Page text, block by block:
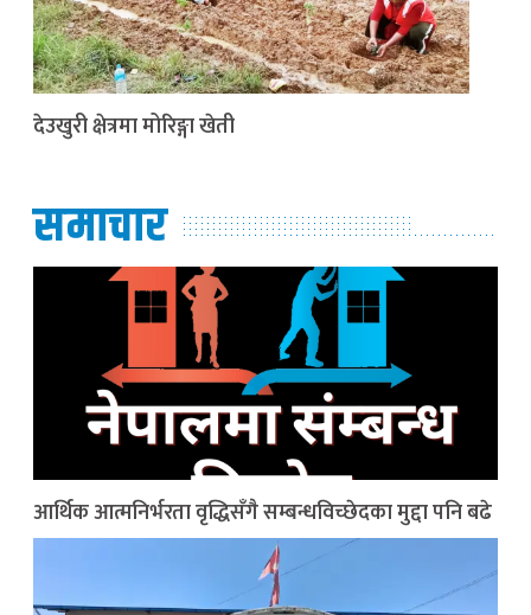
देउखुरी क्षेत्रमा मोरिङ्गा खेती
समाचार
आर्थिक आत्मनिर्भरता वृद्धिसँगै सम्बन्धविच्छेदका मुद्दा पनि बढे